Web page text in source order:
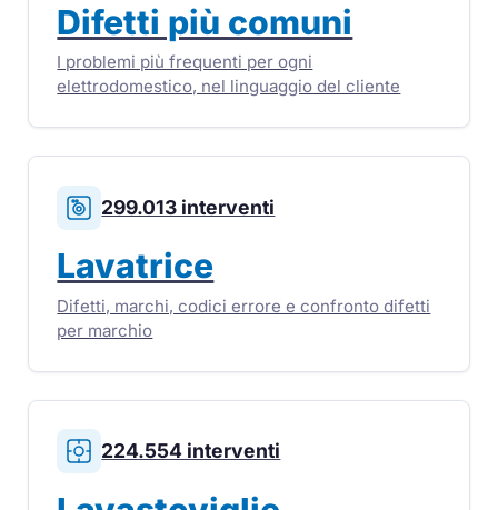
Difetti più comuni
I problemi più frequenti per ogni
elettrodomestico, nel linguaggio del cliente
299.013 interventi
Lavatrice
Difetti, marchi, codici errore e confronto difetti
per marchio
224.554 interventi